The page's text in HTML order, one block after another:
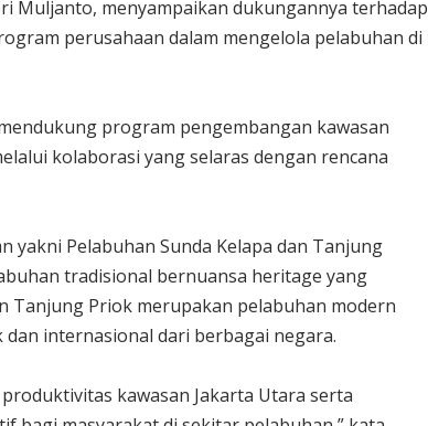
Muljanto, menyampaikan dukungannya terhadap
perusahaan dalam mengelola pelabuhan di
program pengembangan kawasan
kolaborasi yang selaras dengan rencana
yakni Pelabuhan Sunda Kelapa dan Tanjung
tradisional bernuansa heritage yang
Tanjung Priok merupakan pelabuhan modern
internasional dari berbagai negara.
kawasan Jakarta Utara serta